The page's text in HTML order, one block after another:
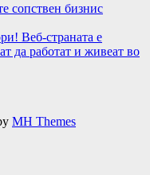
сопствен бизнис
Веб-страната е
да работат и живеат во
MH Themes